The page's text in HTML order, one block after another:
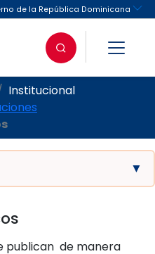
Institucional
▼
publican de manera